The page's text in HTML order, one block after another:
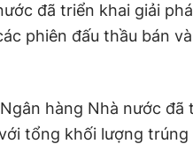
đã triển khai giải
phiên đấu thầu bán
hàng Nhà nước
tổng khối lượng